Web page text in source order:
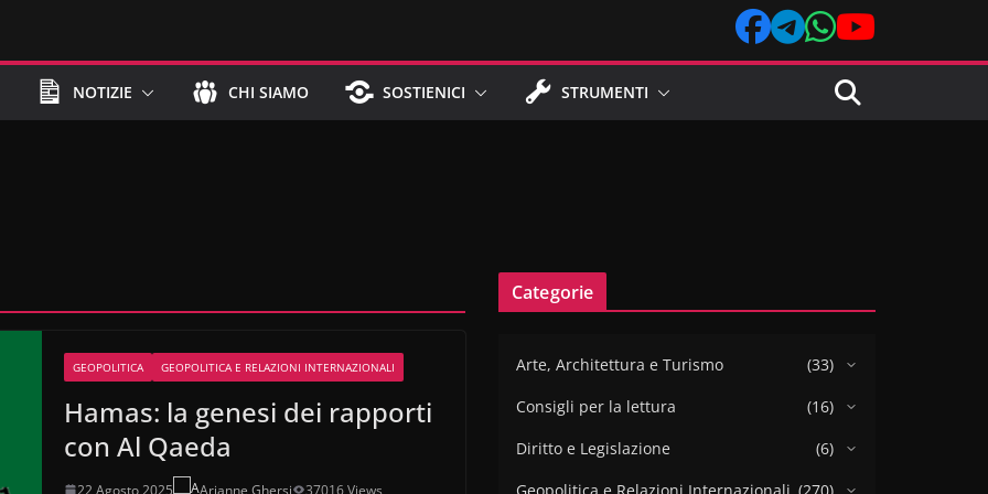
NOTIZIE CHI SIAMO SOSTIENICI STRUMENTI
GEOPOLITICA GEOPOLITICA E RELAZIONI INTERNAZIONALI
Hamas: la genesi dei rapporti
con Al Qaeda
22 Agosto 2025 Arianne Ghersi
37016 Views
Categorie
Arte, Architettura e Turismo
(33)
Consigli per la lettura
(16)
Diritto e Legislazione
(6)
Geopolitica e Relazioni Internazionali (270)